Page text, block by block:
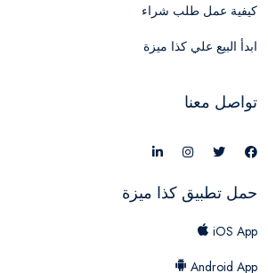
كيفية عمل طلب شراء
ابدأ البيع علي كذا ميزة
تواصل معنا
حمل تطبيق كذا ميزة
iOS App
Android App